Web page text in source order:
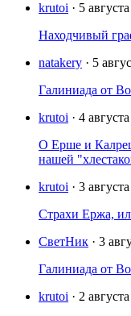
krutoi · 5
Находчивый
natakery · 5
Галиниада от
krutoi · 4
О Ерше и
нашей
krutoi · 3
Страхи Ержа,
СветНик · 3
Галиниада от
krutoi · 2